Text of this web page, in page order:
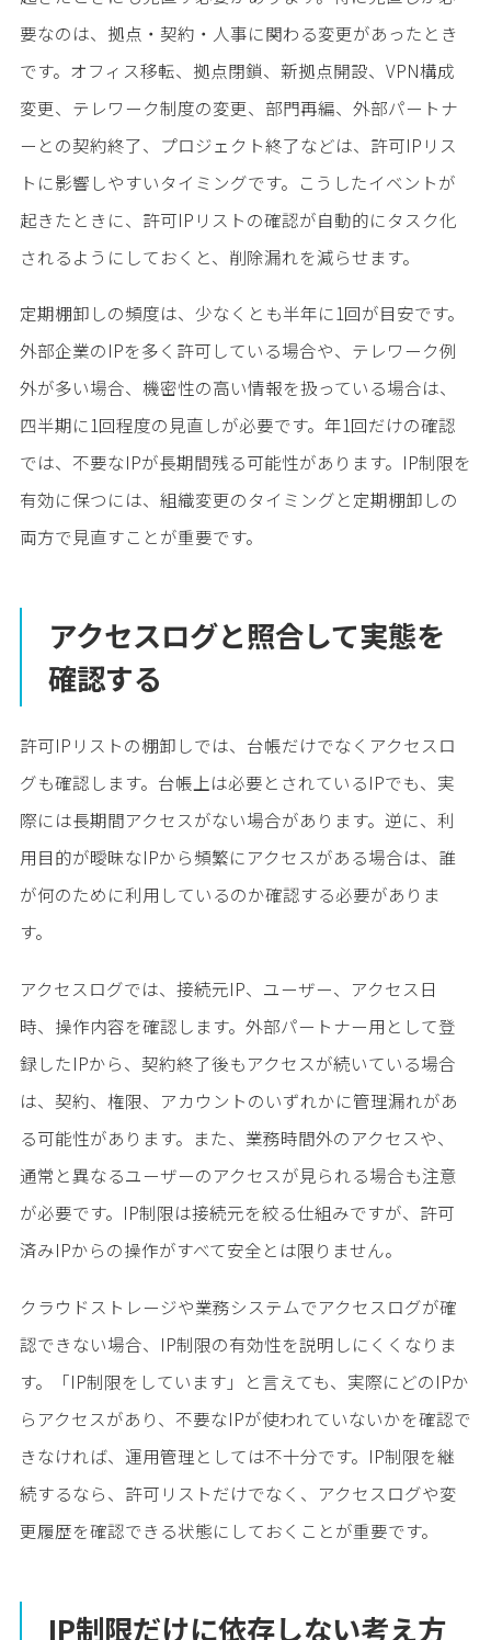
要なのは、拠点・契約・人事に関わる変更があったとき
です。オフィス移転、拠点閉鎖、新拠点開設、VPN構成
変更、テレワーク制度の変更、部門再編、外部パートナ
ーとの契約終了、プロジェクト終了などは、許可IPリス
トに影響しやすいタイミングです。こうしたイベントが
起きたときに、許可IPリストの確認が自動的にタスク化
されるようにしておくと、削除漏れを減らせます。
定期棚卸しの頻度は、少なくとも半年に1回が目安です。
外部企業のIPを多く許可している場合や、テレワーク例
外が多い場合、機密性の高い情報を扱っている場合は、
四半期に1回程度の見直しが必要です。年1回だけの確認
では、不要なIPが長期間残る可能性があります。IP制限を
有効に保つには、組織変更のタイミングと定期棚卸しの
両方で見直すことが重要です。
アクセスログと照合して実態を
確認する
許可IPリストの棚卸しでは、台帳だけでなくアクセスロ
グも確認します。台帳上は必要とされているIPでも、実
際には長期間アクセスがない場合があります。逆に、利
用目的が曖昧なIPから頻繁にアクセスがある場合は、誰
が何のために利用しているのか確認する必要がありま
す。
アクセスログでは、接続元IP、ユーザー、アクセス日
時、操作内容を確認します。外部パートナー用として登
録したIPから、契約終了後もアクセスが続いている場合
は、契約、権限、アカウントのいずれかに管理漏れがあ
る可能性があります。また、業務時間外のアクセスや、
通常と異なるユーザーのアクセスが見られる場合も注意
が必要です。IP制限は接続元を絞る仕組みですが、許可
済みIPからの操作がすべて安全とは限りません。
クラウドストレージや業務システムでアクセスログが確
認できない場合、IP制限の有効性を説明しにくくなりま
す。「IP制限をしています」と言えても、実際にどのIPか
らアクセスがあり、不要なIPが使われていないかを確認で
きなければ、運用管理としては不十分です。IP制限を継
続するなら、許可リストだけでなく、アクセスログや変
更履歴を確認できる状態にしておくことが重要です。
IP制限だけに依存しない考え方